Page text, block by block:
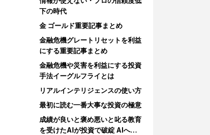
下の時代
金 ゴールド重要記事まとめ
金融危機グレートリセットを利益
にする重要記事まとめ
金融危機や災害を利益にする投資
手法イーグルフライとは
リアルインテリジェンスの使い方
最初に読む一番大事な投資の極意
成績が良いと褒め悪いと叱る教育
を受けたAIが投資で破綻 AIへの